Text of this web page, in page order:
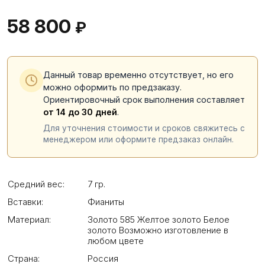
58 800 ₽
Данный товар временно отсутствует, но его
можно оформить по предзаказу.
Ориентировочный срок выполнения составляет
от 14 до 30 дней.
Для уточнения стоимости и сроков свяжитесь с
менеджером или оформите предзаказ онлайн.
Средний вес:
7 гр.
Вставки:
Фианиты
Материал:
Золото 585 Желтое золото Белое
золото Возможно изготовление в
любом цвете
Страна:
Россия